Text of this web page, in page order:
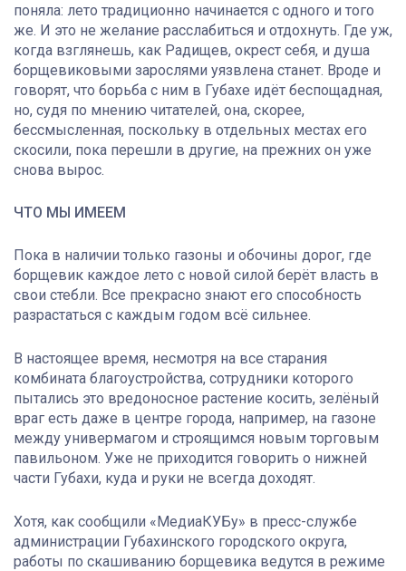
поняла: лето традиционно начинается с одного и того
же. И это не желание расслабиться и отдохнуть. Где уж,
когда взглянешь, как Радищев, окрест себя, и душа
борщевиковыми зарослями уязвлена станет. Вроде и
говорят, что борьба с ним в Губахе идёт беспощадная,
но, судя по мнению читателей, она, скорее,
бессмысленная, поскольку в отдельных местах его
скосили, пока перешли в другие, на прежних он уже
снова вырос.
ЧТО МЫ ИМЕЕМ
Пока в наличии только газоны и обочины дорог, где
борщевик каждое лето с новой силой берёт власть в
свои стебли. Все прекрасно знают его способность
разрастаться с каждым годом всё сильнее.
В настоящее время, несмотря на все старания
комбината благоустройства, сотрудники которого
пытались это вредоносное растение косить, зелёный
враг есть даже в центре города, например, на газоне
между универмагом и строящимся новым торговым
павильоном. Уже не приходится говорить о нижней
части Губахи, куда и руки не всегда доходят.
Хотя, как сообщили «МедиаКУБу» в пресс-службе
администрации Губахинского городского округа,
работы по скашиванию борщевика ведутся в режиме